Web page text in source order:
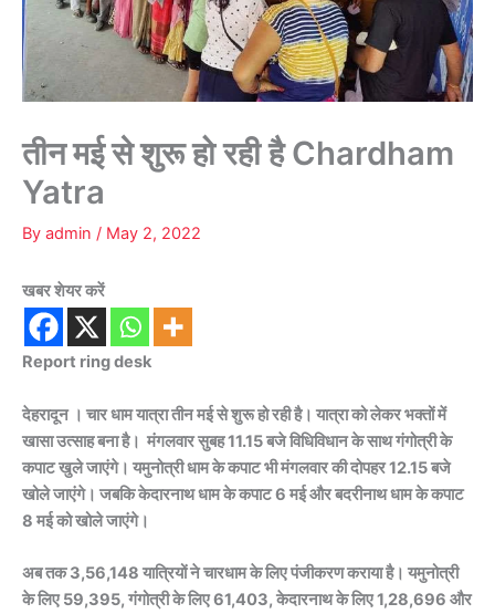
तीन मई से शुरू हो रही है Chardham
Yatra
By admin / May 2, 2022
खबर शेयर करें
Report ring desk
देहरादून । चार धाम यात्रा तीन मई से शुरू हो रही है। यात्रा को लेकर भक्तों में
खासा उत्साह बना है। मंगलवार सुबह 11.15 बजे विधिविधान के साथ गंगोत्री के
कपाट खुले जाएंगे। यमुनोत्री धाम के कपाट भी मंगलवार की दोपहर 12.15 बजे
खोले जाएंगे। जबकि केदारनाथ धाम के कपाट 6 मई और बदरीनाथ धाम के कपाट
8 मई को खोले जाएंगे।
अब तक 3,56,148 यात्रियों ने चारधाम के लिए पंजीकरण कराया है। यमुनोत्री
के लिए 59,395, गंगोत्री के लिए 61,403, केदारनाथ के लिए 1,28,696 और